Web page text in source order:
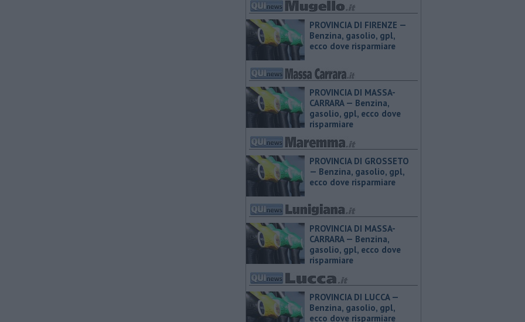
PROVINCIA DI FIRENZE — ​
Benzina, gasolio, gpl,
ecco dove risparmiare
PROVINCIA DI MASSA-
CARRARA — ​Benzina,
gasolio, gpl, ecco dove
risparmiare
PROVINCIA DI GROSSETO
— ​Benzina, gasolio, gpl,
ecco dove risparmiare
PROVINCIA DI MASSA-
CARRARA — ​Benzina,
gasolio, gpl, ecco dove
risparmiare
PROVINCIA DI LUCCA — ​
Benzina, gasolio, gpl,
ecco dove risparmiare